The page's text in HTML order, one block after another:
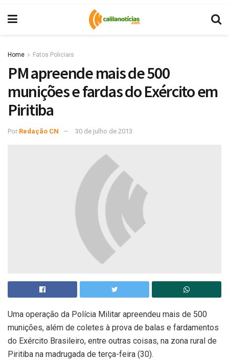
Home Fatos Policiais
PM apreende mais de 500
munições e fardas do Exército em
Piritiba
Por Redação CN 30 de julho de 2013
Uma operação da Polícia Militar apreendeu mais de 500
munições, além de coletes à prova de balas e fardamentos
do Exército Brasileiro, entre outras coisas, na zona rural de
Piritiba na madrugada de terça-feira (30).